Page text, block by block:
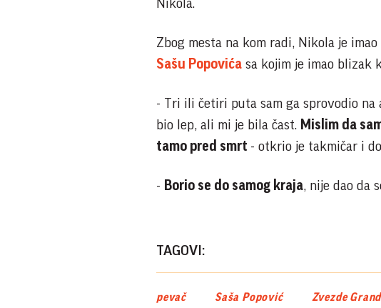
Nikola.
Zbog mesta na kom radi, Nikola je
Sašu Popovića sa kojim je imao blizak
- Tri ili četiri puta sam ga sprovodio na
bio lep, ali mi je bila čast. Mislim da
tamo pred smrt - otkrio je takmičar i
- Borio se do samog kraja, nije dao da
TAGOVI:
pevač Saša Popović Zvezde